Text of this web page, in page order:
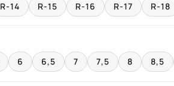
R-14 R-15 R-16 R-17 R-18
6 6,5 7 7,5 8 8,5